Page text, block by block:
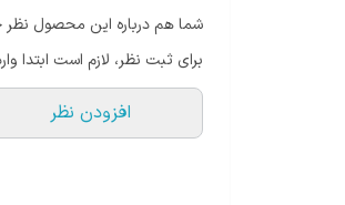
- تعداد در بسته: 50 عددی
شما هم درباره این محصول نظر
برای ثبت نظر، لازم است ابتدا
افزودن نظر